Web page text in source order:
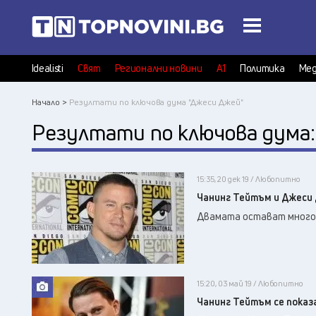
Idealisti Свят Регионални новини А1 Политика
Начало > Резултати по ключова дума "Джеси Джей"
Резултати по ключова дума:
15:35, 20 дек 19 / Любопитно
Чанинг Тейтъм и Джеси
Двамата остават много
15:20, 03 май 19 / Любопитно
Чанинг Тейтъм се